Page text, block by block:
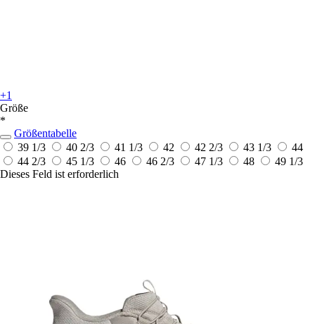
+1
Größe
*
Größentabelle
39 1/3
40 2/3 41 1/3 42 42 2/3 43 1/3
44
44 2/3
45 1/3 46 46 2/3 47 1/3 48
49 1/3
Dieses Feld ist erforderlich